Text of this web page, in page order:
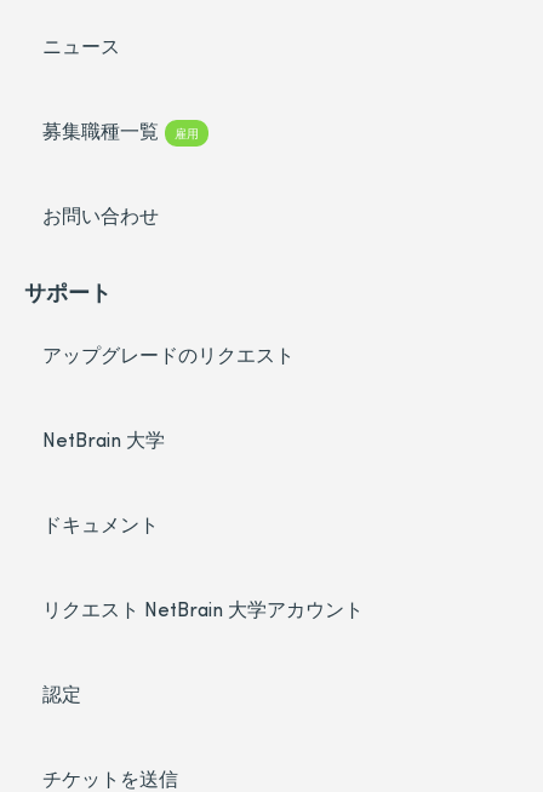
ニュース
募集職種一覧 雇用
お問い合わせ
サポート
アップグレードのリクエスト
NetBrain 大学
ドキュメント
リクエスト NetBrain 大学アカウント
認定
チケットを送信